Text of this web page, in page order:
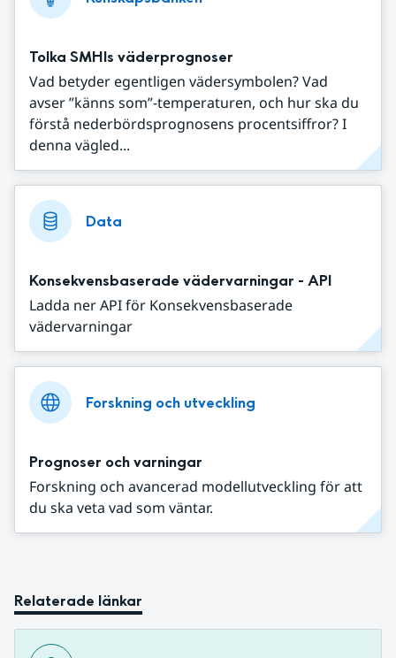
Tolka SMHIs väderprognoser
Vad betyder egentligen vädersymbolen? Vad
avser ”känns som”-temperaturen, och hur ska du
förstå nederbördsprognosens procentsiffror? I
denna vägled...
Data
Konsekvensbaserade vädervarningar - API
Ladda ner API för Konsekvensbaserade
vädervarningar
Forskning och utveckling
Prognoser och varningar
Forskning och avancerad modellutveckling för att
du ska veta vad som väntar.
Relaterade länkar